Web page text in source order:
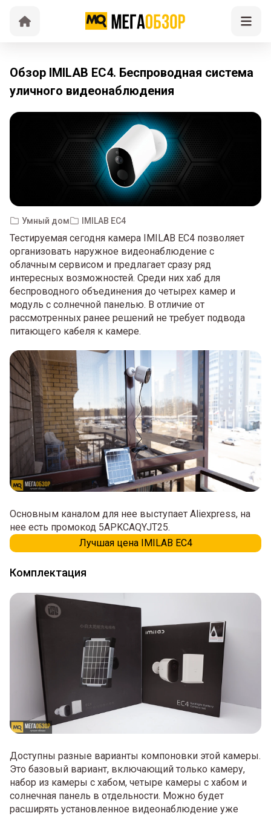
Обзор IMILAB EC4. Беспроводная система
уличного видеонаблюдения
Умный дом IMILAB EC4
Тестируемая сегодня камера IMILAB EC4 позволяет
организовать наружное видеонаблюдение с
облачным сервисом и предлагает сразу ряд
интересных возможностей. Среди них хаб для
беспроводного объединения до четырех камер и
модуль с солнечной панелью. В отличие от
рассмотренных ранее решений не требует подвода
питающего кабеля к камере.
Основным каналом для нее выступает Aliexpress, на
нее есть промокод 5APKCAQYJT25.
Лучшая цена IMILAB EC4
Комплектация
Доступны разные варианты компоновки этой камеры.
Это базовый вариант, включающий только камеру,
набор из камеры с хабом, четыре камеры с хабом и
солнечная панель в отдельности. Можно будет
расширять установленное видеонаблюдение уже